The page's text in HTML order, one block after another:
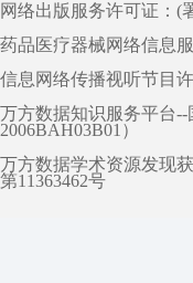
网络出版服务许可证：(
药品医疗器械网络信息
信息网络传播视听节目
万方数据知识服务平台--
2006BAH03B01）
万方数据学术资源发现
第11363462号